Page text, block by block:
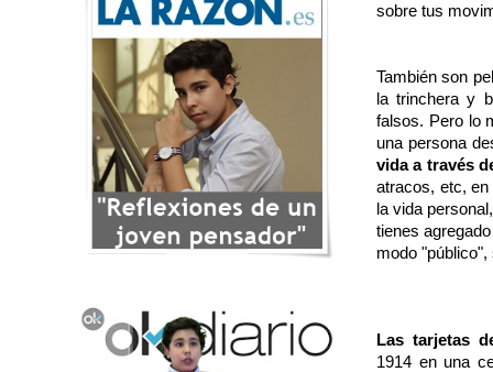
sobre tus
También son
la trinchera y
falsos. Pero lo
una persona
vida a través
atracos, etc, en
la vida
tienes
modo
Las tarjetas
1914 en una